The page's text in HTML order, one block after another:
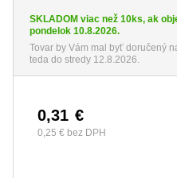
SKLADOM viac než 10ks, ak
pondelok 10.8.2026.
Tovar by Vám mal byť doručený
teda do stredy 12.8.2026.
0,31 €
0,25 € bez DPH